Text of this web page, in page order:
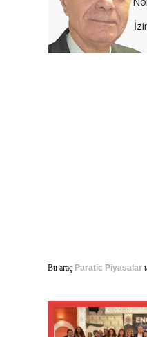
Bu araç Paratic Piyasalar